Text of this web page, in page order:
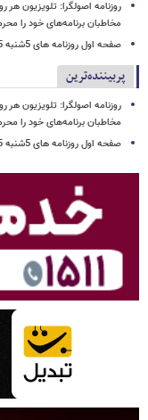
روزنامه اصولگرا: تلویزیون
مخاطبان برنامه‌های خود را
صفحه اول روزنامه های 5شنبه 15مرداد 1405
پربیننده‌ترین
روزنامه اصولگرا: تلویزیون
مخاطبان برنامه‌های خود را
صفحه اول روزنامه های 5شنبه 15مرداد 1405